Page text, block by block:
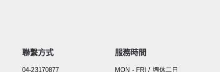
聯繫方式
04-23170877
服務時間
MON - FRI / 週休二日